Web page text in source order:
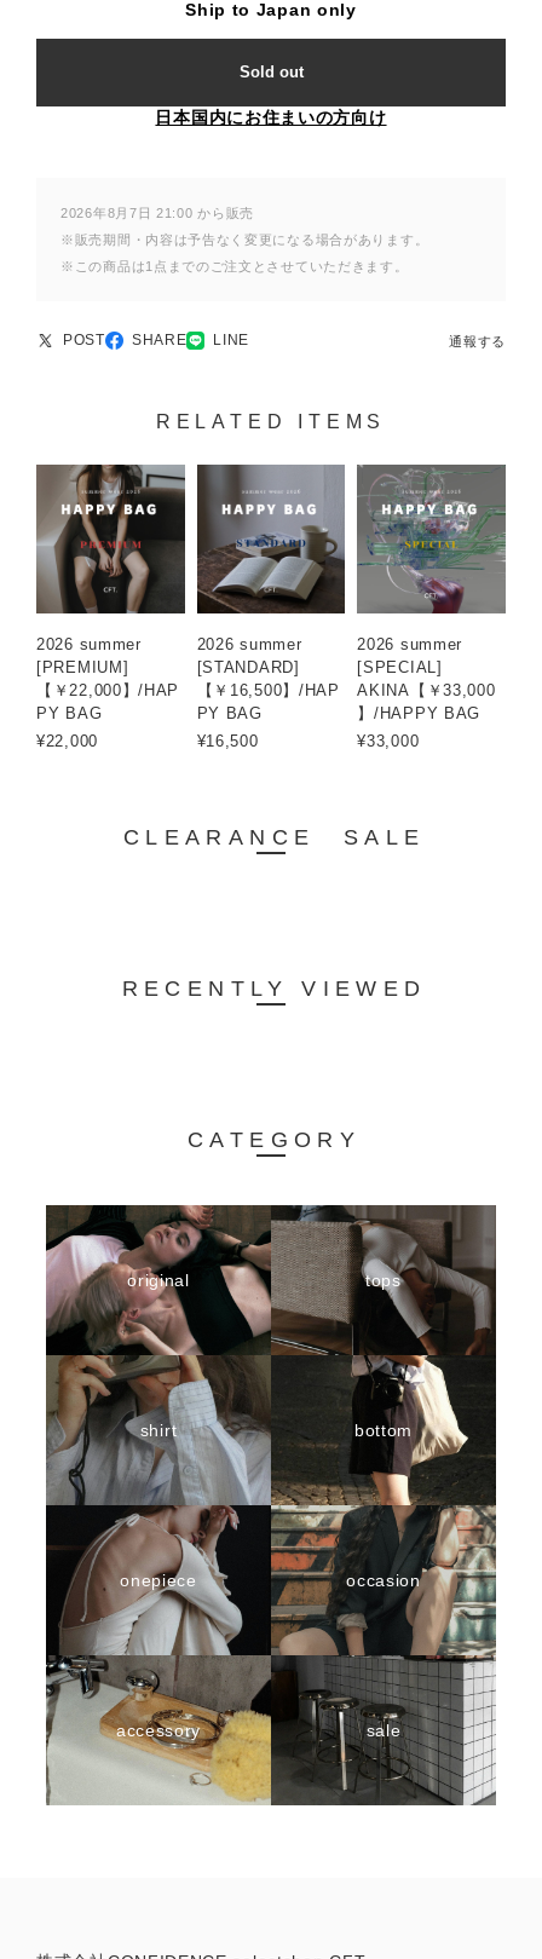
Ship to Japan only
Sold out
日本国内にお住まいの方向け
2026年8月7日 21:00 から販売
※販売期間・内容は予告なく変更になる場合があります。
※この商品は1点までのご注文とさせていただきます。
POST SHARE LINE 通報する
RELATED ITEMS
2026 summer
[PREMIUM]
【￥22,000】/HAP
PY BAG
¥22,000
2026 summer
[STANDARD]
【￥16,500】/HAP
PY BAG
¥16,500
2026 summer
[SPECIAL]
AKINA【￥33,000
】/HAPPY BAG
¥33,000
CLEARANCE SALE
RECENTLY VIEWED
CATEGORY
original tops
shirt bottom
onepiece occasion
accessory sale